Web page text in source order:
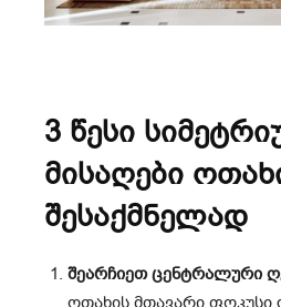
3 წესი
მისაღები
შესაქმნელად
შეარჩიეთ ცენტრალური
ოთახის მთავარი ფოკუსი